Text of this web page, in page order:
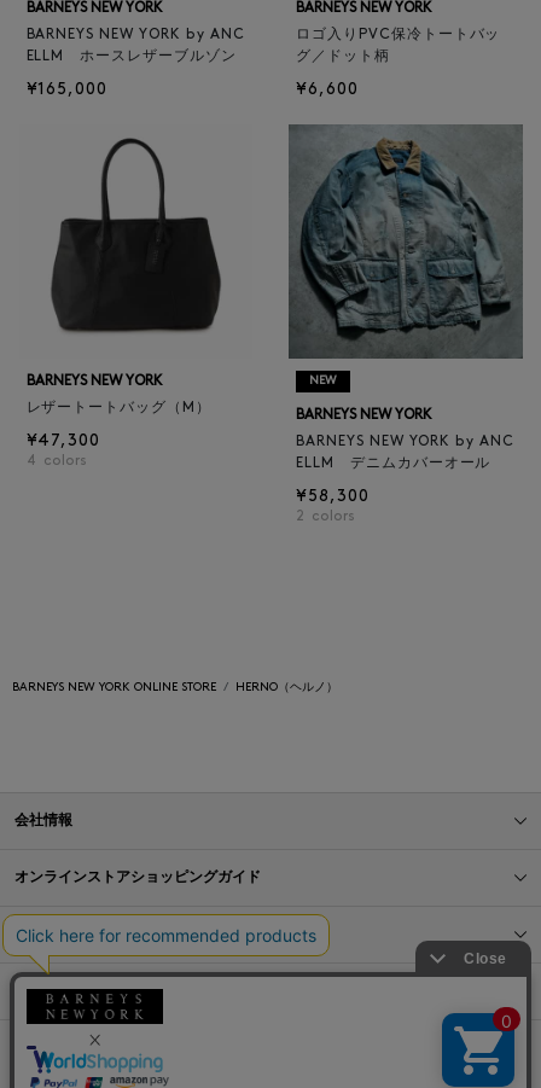
BARNEYS NEW YORK
BARNEYS NEW YORK by ANC
ELLM ホースレザーブルゾン
¥165,000
BARNEYS NEW YORK
ロゴ入りPVC保冷トートバッ
グ／ドット柄
¥6,600
BARNEYS NEW YORK
レザートートバッグ（M）
¥47,300
4 colors
NEW
BARNEYS NEW YORK
BARNEYS NEW YORK by ANC
ELLM デニムカバーオール
¥58,300
2 colors
BARNEYS NEW YORK ONLINE STORE HERNO（ヘルノ）
会社情報
オンラインストアショッピングガイド
店舗情報
サービス